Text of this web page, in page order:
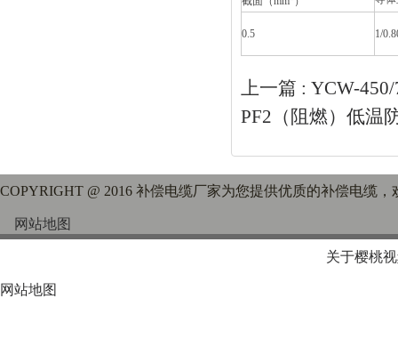
0.5 1/
上一篇 : YCW-
PF2（阻燃）低温
COPYRIGHT @ 2016 补偿电缆厂家为您提供优质的补偿电缆
网站地图
关于樱桃
网站地图